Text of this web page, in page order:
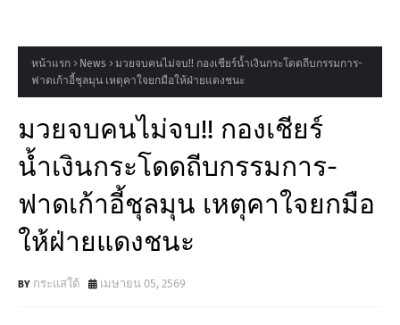
หน้าแรก News
มวยจบคนไม่จบ!! กองเชียร์น้ำเงินกระโดดถีบกรรมการ-
ฟาดเก้าอี้ชุลมุน เหตุคาใจยกมือให้ฝ่ายแดงชนะ
มวยจบคนไม่จบ!! กองเชียร์
น้ำเงินกระโดดถีบกรรมการ-
ฟาดเก้าอี้ชุลมุน เหตุคาใจยกมือ
ให้ฝ่ายแดงชนะ
กระแสใต้ เมษายน 05, 2569